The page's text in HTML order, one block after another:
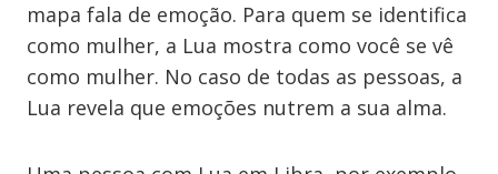
mapa fala de emoção. Para quem se identifica
como mulher, a Lua mostra como você se vê
como mulher. No caso de todas as pessoas, a
Lua revela que emoções nutrem a sua alma.